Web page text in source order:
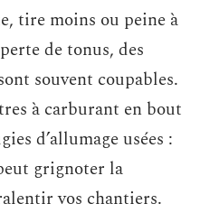
tire moins ou peine à
de tonus, des
souvent coupables.
à carburant en bout
d’allumage usées :
grignoter la
vos chantiers.